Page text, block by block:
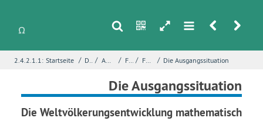
s n h m r u
2.4.2.1.1: Startseite / Differentialrechnung / Anwendungen von Funktionsuntersuchungen / Funktionsbestimmung / Fallstudie – Bevölkerungsentwicklung / Die Ausgangssituation
Die Ausgangssituation
Die Weltvölkerungsentwicklung mathematisch